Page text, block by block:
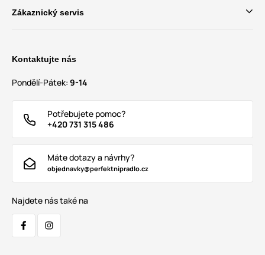
Zákaznický servis
Kontaktujte nás
Pondělí-Pátek: 9-14
Potřebujete pomoc?
+420 731 315 486
Máte dotazy a návrhy?
objednavky@perfektnipradlo.cz
Najdete nás také na